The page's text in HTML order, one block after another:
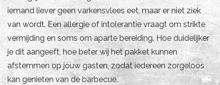
iemand liever geen varkensvlees eet, maar er niet ziek
van wordt. Een allergie of intolerantie vraagt om strikte
vermijding en soms om aparte bereiding. Hoe duidelijker
je dit aangeeft, hoe beter wij het pakket kunnen
afstemmen op jouw gasten, zodat iedereen zorgeloos
kan genieten van de barbecue.